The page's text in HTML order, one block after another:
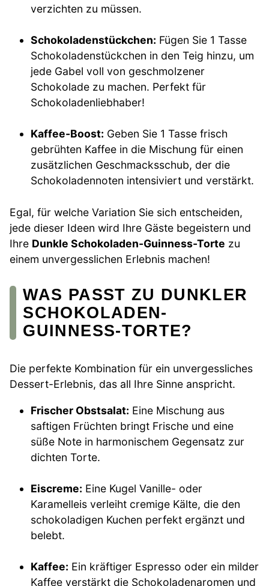
verzichten zu müssen.
Schokoladenstückchen: Fügen Sie 1 Tasse
Schokoladenstückchen in den Teig hinzu, um
jede Gabel voll von geschmolzener
Schokolade zu machen. Perfekt für
Schokoladenliebhaber!
Kaffee-Boost: Geben Sie 1 Tasse frisch
gebrühten Kaffee in die Mischung für einen
zusätzlichen Geschmacksschub, der die
Schokoladennoten intensiviert und verstärkt.
Egal, für welche Variation Sie sich entscheiden,
jede dieser Ideen wird Ihre Gäste begeistern und
Ihre Dunkle Schokoladen-Guinness-Torte zu
einem unvergesslichen Erlebnis machen!
WAS PASST ZU DUNKLER
SCHOKOLADEN-
GUINNESS-TORTE?
Die perfekte Kombination für ein unvergessliches
Dessert-Erlebnis, das all Ihre Sinne anspricht.
Frischer Obstsalat: Eine Mischung aus
saftigen Früchten bringt Frische und eine
süße Note in harmonischem Gegensatz zur
dichten Torte.
Eiscreme: Eine Kugel Vanille- oder
Karamelleis verleiht cremige Kälte, die den
schokoladigen Kuchen perfekt ergänzt und
belebt.
Kaffee: Ein kräftiger Espresso oder ein milder
Kaffee verstärkt die Schokoladenaromen und